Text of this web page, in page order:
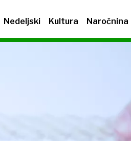
Nedeljski Kultura Naročnina